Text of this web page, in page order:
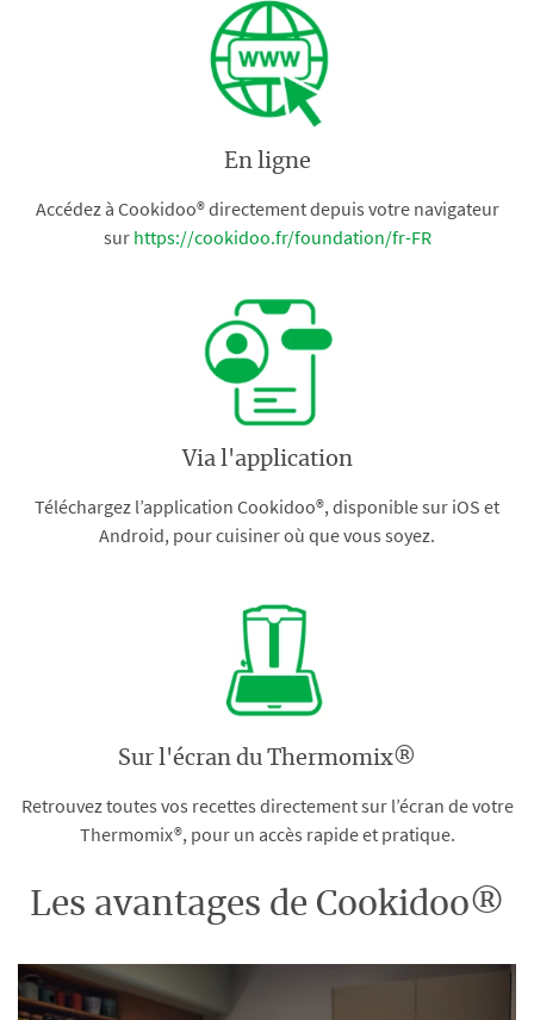
En ligne
Accédez à Cookidoo® directement depuis votre navigateur
sur https://cookidoo.fr/foundation/fr-FR
Via l'application
Téléchargez l’application Cookidoo®, disponible sur iOS et
Android, pour cuisiner où que vous soyez.
Sur l'écran du Thermomix®
Retrouvez toutes vos recettes directement sur l’écran de votre
Thermomix®, pour un accès rapide et pratique.
Les avantages de Cookidoo®